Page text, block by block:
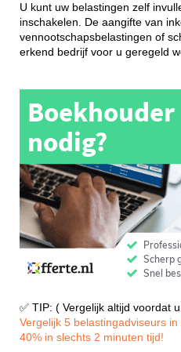
U kunt uw belastingen zelf
inschakelen. De aangifte van
vennootschapsbelastingen of
erkend bedrijf voor u geregeld
✅ TIP: ( Vergelijk altijd voordat
Vergelijk 5 belastingadviseurs
40% in slechts 2 minuten tijd!